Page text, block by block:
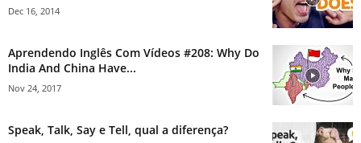
Dec 16, 2014
Aprendendo Inglês Com Vídeos #208: Why Do
India And China Have...
Nov 24, 2017
Speak, Talk, Say e Tell, qual a diferença?